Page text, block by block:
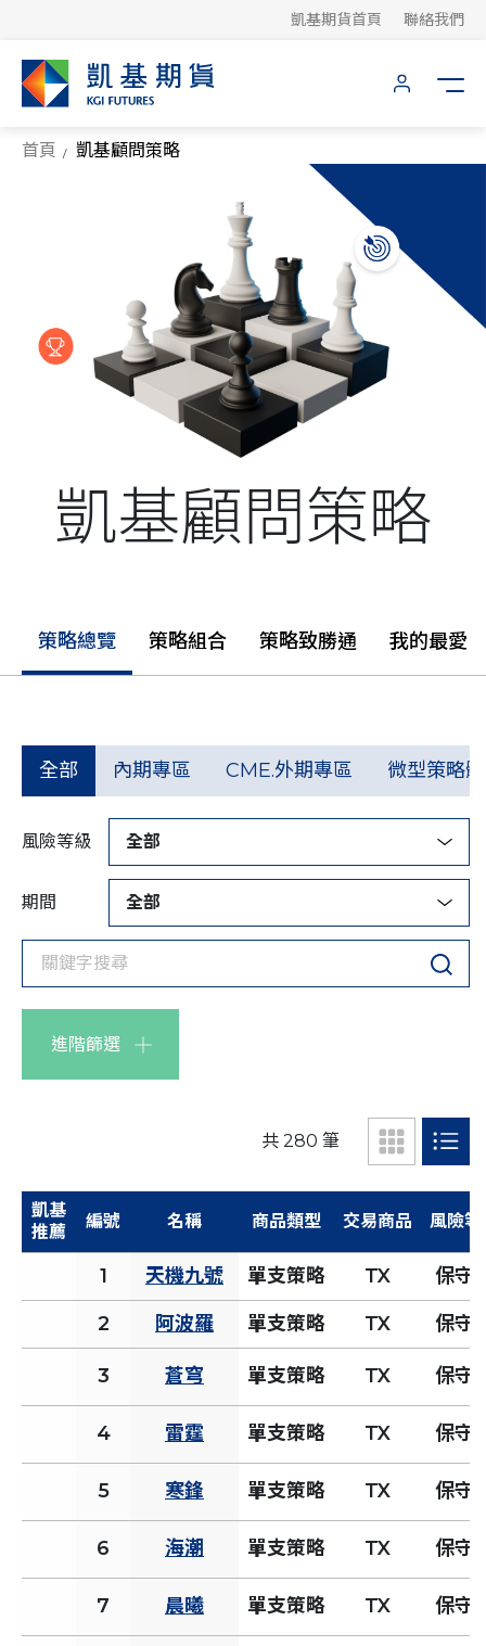
凱基期貨首頁 聯絡我們
首頁 凱基顧問策略
凱基顧問策略
策略總覽 策略組合 策略致勝通 我的最愛
全部 內期專區 CME.外期專區 微型策略
風險等級 全部
期間 全部
進階篩選
共 280 筆
凱基
推薦
編號 名稱 商品類型 交易商品 風險等
1 天機九號 單支策略 TX
保守
2
阿波羅 單支策略 TX 保守
3 蒼穹 單支策略 TX 保守
4 雷霆 單支策略 TX 保守
5 寒鋒 單支策略 TX 保守
6 海潮 單支策略 TX 保守
7 晨曦 單支策略 TX 保守